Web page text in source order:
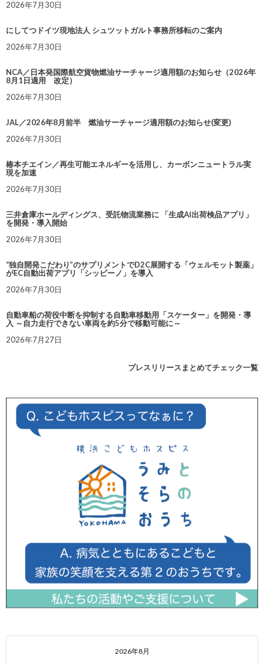
2026年7月30日
にしてつドイツ現地法人 シュツットガルト事務所移転のご案内
2026年7月30日
NCA／日本発国際航空貨物燃油サーチャージ適用額のお知らせ（2026年
8月1日適用 改定）
2026年7月30日
JAL／2026年8月前半 燃油サーチャージ適用額のお知らせ(変更)
2026年7月30日
椿本チエイン／再生可能エネルギーを活用し、カーボンニュートラル実
現を加速
2026年7月30日
三井倉庫ホールディングス、受託物流業務に 「生成AI出荷検品アプリ」
を開発・導入開始
2026年7月30日
“独自開発こだわり”のサプリメントでD2C展開する「ウェルモット製薬」
がEC自動出荷アプリ「シッピーノ」を導入
2026年7月30日
自動車船の荷役中断を抑制する自動車移動用「スケーター」を開発・導
入 ～自力走行できない車両を約5分で移動可能に～
2026年7月27日
プレスリリースまとめてチェック一覧
2026年8月